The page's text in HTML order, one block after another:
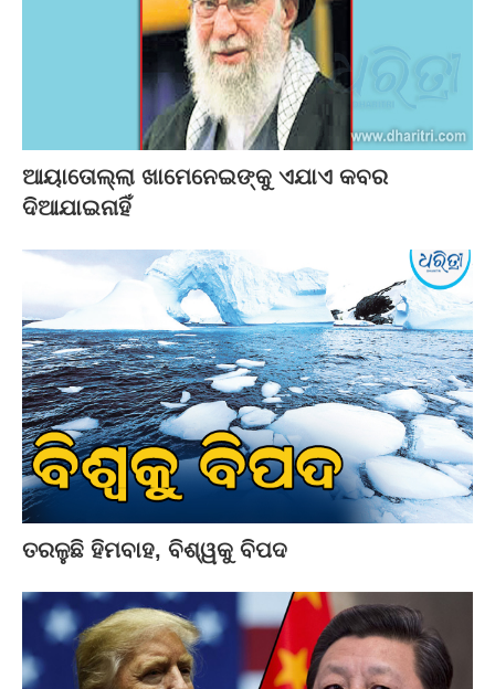
ଆୟାତୋଲ୍ଲା ଖାମେନେଇଙ୍କୁ ଏଯାଏ କବର
ଦିଆଯାଇନାହିଁ
ତରଳୁଛି ହିମବାହ, ବିଶ୍ୱକୁ ବିପଦ